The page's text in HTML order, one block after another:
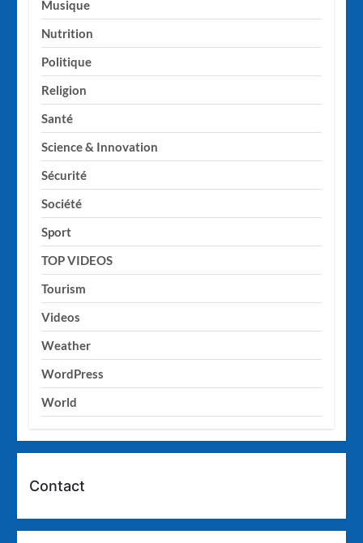
Musique
Nutrition
Politique
Religion
Santé
Science & Innovation
Sécurité
Société
Sport
TOP VIDEOS
Tourism
Videos
Weather
WordPress
World
Contact